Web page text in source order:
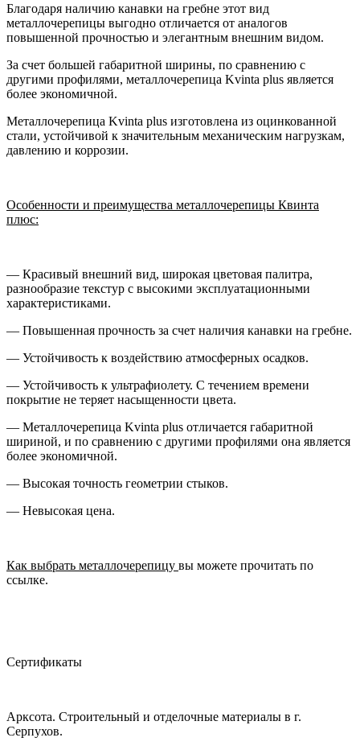
Благодаря наличию канавки на гребне этот вид
металлочерепицы выгодно отличается от аналогов
повышенной прочностью и элегантным внешним видом.
За счет большей габаритной ширины, по сравнению с
другими профилями, металлочерепица Kvinta plus является
более экономичной.
Металлочерепица Kvinta plus изготовлена из оцинкованной
стали, устойчивой к значительным механическим нагрузкам,
давлению и коррозии.
Особенности и преимущества металлочерепицы Квинта
плюс:
— Красивый внешний вид, широкая цветовая палитра,
разнообразие текстур с высокими эксплуатационными
характеристиками.
— Повышенная прочность за счет наличия канавки на гребне.
— Устойчивость к воздействию атмосферных осадков.
— Устойчивость к ультрафиолету. С течением времени
покрытие не теряет насыщенности цвета.
— Металлочерепица Kvinta plus отличается габаритной
шириной, и по сравнению с другими профилями она является
более экономичной.
— Высокая точность геометрии стыков.
— Невысокая цена.
Как выбрать металлочерепицу вы можете прочитать по
ссылке.
Сертификаты
Арксота. Строительный и отделочные материалы в г.
Серпухов.